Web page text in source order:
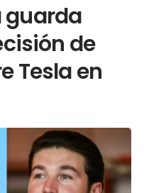
guarda
de
Tesla en